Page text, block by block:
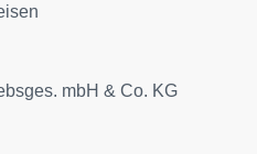
mbH & Co. KG